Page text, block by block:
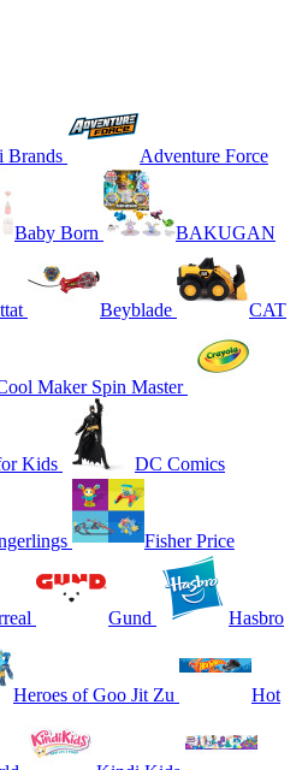
Brands Adventure Force
Baby Born BAKUGAN
Beyblade CAT
Maker Spin Master
Kids DC Comics
Fisher Price
Gund Hasbro
Heroes of Goo Jit Zu Hot